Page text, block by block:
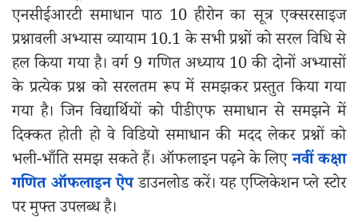
एनसीईआरटी समाधान पाठ 10 हीरोन का सूत्र एक्सरसाइज
प्रश्नावली अभ्यास व्यायाम 10.1 के सभी प्रश्नों को सरल विधि से
हल किया गया है। वर्ग 9 गणित अध्याय 10 की दोनों अभ्यासों
के प्रत्येक प्रश्न को सरलतम रूप में समझकर प्रस्तुत किया गया
गया है। जिन विद्यार्थियों को पीडीएफ समाधान से समझने में
दिक्कत होती हो वे विडियो समाधान की मदद लेकर प्रश्नों को
भली-भाँति समझ सकते हैं। ऑफलाइन पढ़ने के लिएनवीं कक्षा
गणित ऑफलाइन ऐपडाउनलोड करें। यह एप्लिकेशन प्ले स्टोर
पर मुफ्त उपलब्ध है।